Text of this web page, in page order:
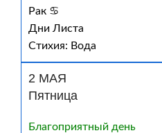
Рак ♋
Дни Листа
Стихия: Вода
2 МАЯ
Пятница
Благоприятный день